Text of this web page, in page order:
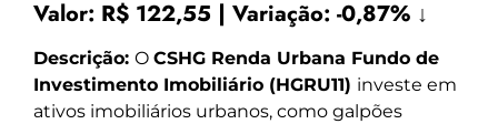
Valor: R$ 122,55 | Variação: -0,87% ↓
Descrição: O CSHG Renda Urbana Fundo de
Investimento Imobiliário (HGRU11) investe em
ativos imobiliários urbanos, como galpões